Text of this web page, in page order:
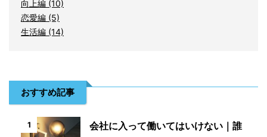
向上編 (10)
恋愛編 (5)
生活編 (14)
おすすめ記事
1
会社に入って働いてはいけない｜誰